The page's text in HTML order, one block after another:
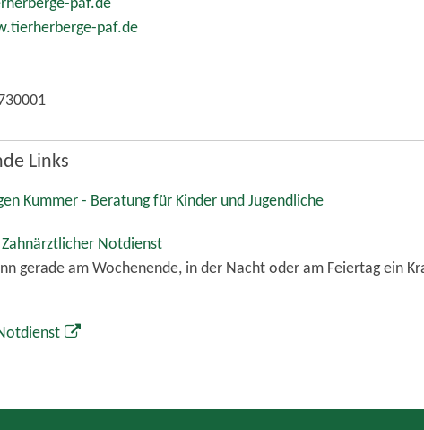
paf.de
paf.de
Links
Kummer - Beratung für Kinder und Jugendliche
Notdienst
gerade am Wochenende, in der Nacht oder am Feiertag ein